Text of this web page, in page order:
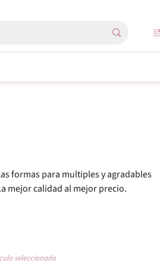
formas para multiples y agradables
mejor calidad al mejor precio.
seleccionado